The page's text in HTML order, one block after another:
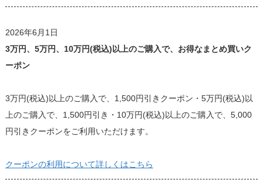
2026年6月1日
3万円、5万円、10万円(税込)以上のご購入で、お得なまとめ買いク
ーポン
3万円(税込)以上のご購入で、1,500円引きクーポン・5万円(税込)以
上のご購入で、1,500円引き・10万円(税込)以上のご購入で、5,000
円引きクーポンをご利用いただけます。
クーポンの利用について詳しくはこちら